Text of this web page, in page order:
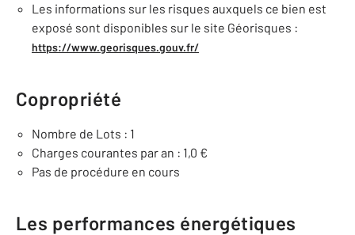
Les informations sur les risques auxquels ce bien est
exposé sont disponibles sur le site Géorisques :
https://www.georisques.gouv.fr/
Copropriété
Nombre de Lots : 1
Charges courantes par an : 1,0 €
Pas de procédure en cours
Les performances énergétiques